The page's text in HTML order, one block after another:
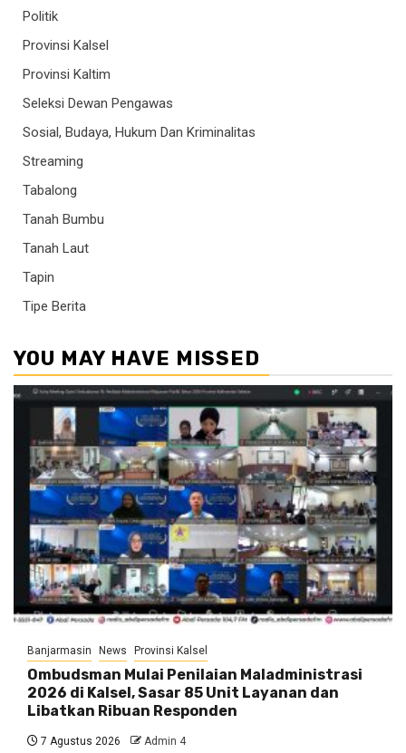
Politik
Provinsi Kalsel
Provinsi Kaltim
Seleksi Dewan Pengawas
Sosial, Budaya, Hukum Dan Kriminalitas
Streaming
Tabalong
Tanah Bumbu
Tanah Laut
Tapin
Tipe Berita
YOU MAY HAVE MISSED
Banjarmasin News Provinsi Kalsel
Ombudsman Mulai Penilaian Maladministrasi
2026 di Kalsel, Sasar 85 Unit Layanan dan
Libatkan Ribuan Responden
7 Agustus 2026 Admin 4